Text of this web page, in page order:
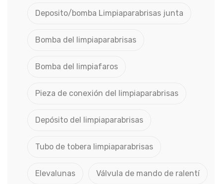
Deposito/bomba Limpiaparabrisas junta
Bomba del limpiaparabrisas
Bomba del limpiafaros
Pieza de conexión del limpiaparabrisas
Depósito del limpiaparabrisas
Tubo de tobera limpiaparabrisas
Elevalunas Válvula de mando de ralentí